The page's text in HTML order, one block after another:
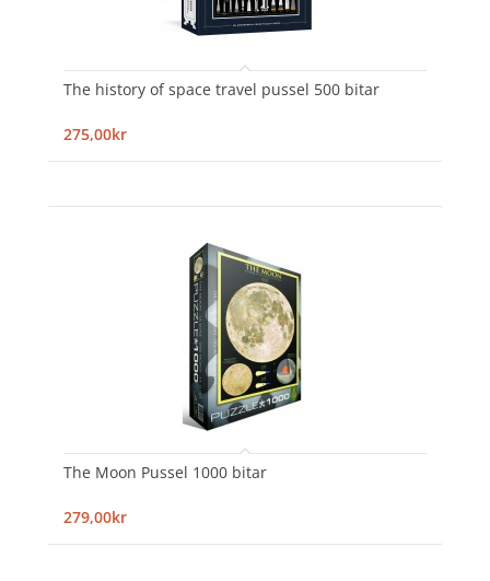
The history of space travel pussel 500 bitar
275,00kr
The Moon Pussel 1000 bitar
279,00kr